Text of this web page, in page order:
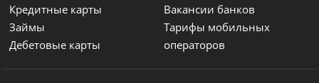
Кредитные карты
Займы
Дебетовые карты
Вакансии банков
Тарифы мобильных
операторов